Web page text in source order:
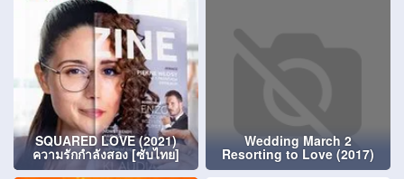
SQUARED LOVE (2021)
ความรักกำลังสอง [ซับไทย]
Wedding March 2
Resorting to Love (2017)